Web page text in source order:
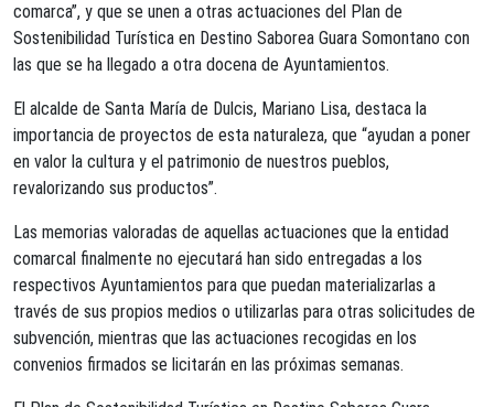
comarca”, y que se unen a otras actuaciones del Plan de
Sostenibilidad Turística en Destino Saborea Guara Somontano con
las que se ha llegado a otra docena de Ayuntamientos.
El alcalde de Santa María de Dulcis, Mariano Lisa, destaca la
importancia de proyectos de esta naturaleza, que “ayudan a poner
en valor la cultura y el patrimonio de nuestros pueblos,
revalorizando sus productos”.
Las memorias valoradas de aquellas actuaciones que la entidad
comarcal finalmente no ejecutará han sido entregadas a los
respectivos Ayuntamientos para que puedan materializarlas a
través de sus propios medios o utilizarlas para otras solicitudes de
subvención, mientras que las actuaciones recogidas en los
convenios firmados se licitarán en las próximas semanas.